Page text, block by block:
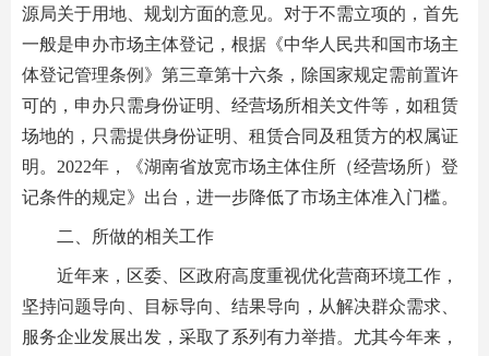
源局关于用地、规划方面的意见。对于不需立项的，首先
一般是申办市场主体登记，根据《中华人民共和国市场主
体登记管理条例》第三章第十六条，除国家规定需前置许
可的，申办只需身份证明、经营场所相关文件等，如租赁
场地的，只需提供身份证明、租赁合同及租赁方的权属证
明。2022年，《湖南省放宽市场主体住所（经营场所）登
记条件的规定》出台，进一步降低了市场主体准入门槛。
二、所做的相关工作
近年来，区委、区政府高度重视优化营商环境工作，
坚持问题导向、目标导向、结果导向，从解决群众需求、
服务企业发展出发，采取了系列有力举措。尤其今年来，